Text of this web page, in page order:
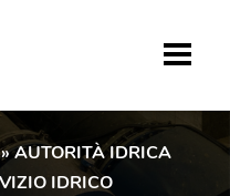
AUTORITÀ IDRICA
IDRICO